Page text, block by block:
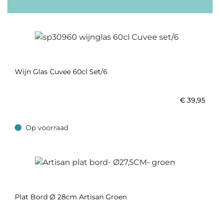
Wijn Glas Cuvee 60cl Set/6
€ 39,95
Op voorraad
Op voorraad
Plat Bord Ø 28cm Artisan Groen